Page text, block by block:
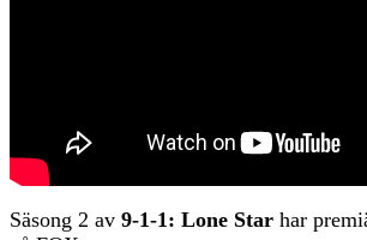
Säsong 2 av 9-1-1: Lone Star har